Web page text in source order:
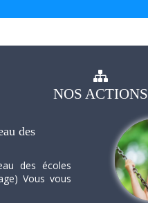
NOS ACTIONS
des
des écoles
Vous vous